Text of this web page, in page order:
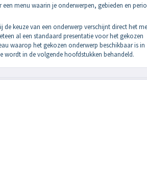
een menu waarin je onderwerpen, gebieden en
de keuze van een onderwerp verschijnt direct het
al een standaard presentatie voor het gekozen
waarop het gekozen onderwerp beschikbaar is in
wordt in de volgende hoofdstukken behandeld.